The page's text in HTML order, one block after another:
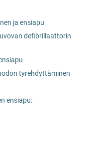
ja ensiapu
defibrillaattorin
tyrehdyttäminen
ensiapu: